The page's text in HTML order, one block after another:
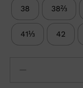
38 38⅔
41⅓ 42